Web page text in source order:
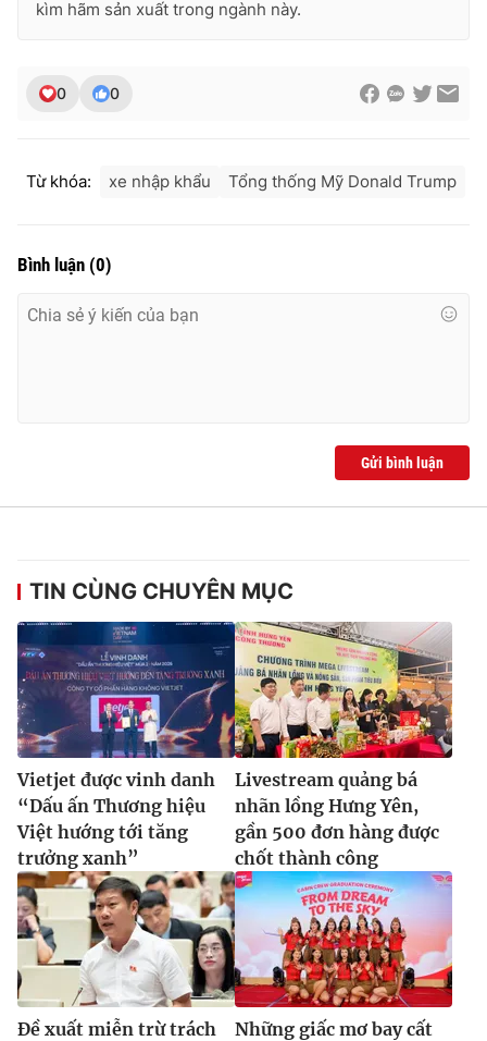
kìm hãm sản xuất trong ngành này.
0 0
Từ khóa: xe nhập khẩu Tổng thống Mỹ Donald Trump
Bình luận (0)
Gửi bình luận
TIN CÙNG CHUYÊN MỤC
Vietjet được vinh danh
“Dấu ấn Thương hiệu
Việt hướng tới tăng
trưởng xanh”
Livestream quảng bá
nhãn lồng Hưng Yên,
gần 500 đơn hàng được
chốt thành công
Đề xuất miễn trừ trách
Những giấc mơ bay cất